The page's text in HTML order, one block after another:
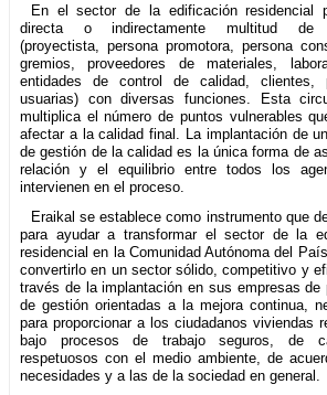
En el sector de la edificación residencial
directa o indirectamente multitud de
(proyectista, persona promotora, persona
gremios, proveedores de materiales,
entidades de control de calidad, clientes,
usuarias) con diversas funciones. Esta
multiplica el número de puntos vulnerables
afectar a la calidad final. La implantación de
de gestión de la calidad es la única forma de
relación y el equilibrio entre todos los
intervienen en el proceso.
Eraikal se establece como instrumento que
para ayudar a transformar el sector de la
residencial en la Comunidad Autónoma del
convertirlo en un sector sólido, competitivo y
través de la implantación en sus empresas de
de gestión orientadas a la mejora continua,
para proporcionar a los ciudadanos viviendas
bajo procesos de trabajo seguros, de
respetuosos con el medio ambiente, de
necesidades y a las de la sociedad en general.